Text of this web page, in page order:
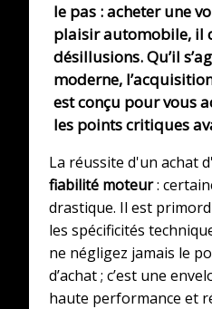
le pas :acheter une
plaisir automobile, il
désillusions. Qu’il
moderne,
est conçu pour vous
les points critiques
La réussite d'un achat
fiabilité moteur:
drastique. Il est
les spécificités
ne négligez jamais le
d’achat ; c’est une
haute performance et